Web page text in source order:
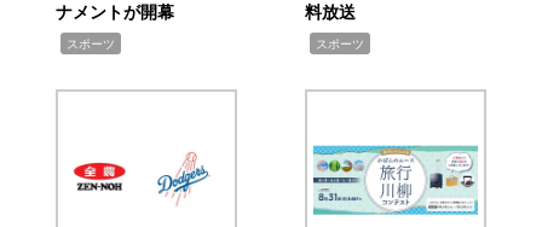
ナメントが開幕
スポーツ
料放送
スポーツ